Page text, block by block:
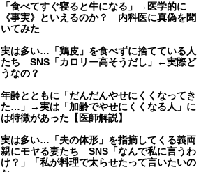
「食べてすぐ寝ると牛になる」→医学的に
《事実》といえるのか？ 内科医に真偽を聞
いてみた
実は多い…「鶏皮」を食べずに捨てている人
たち SNS「カロリー高そうだし」←実際ど
うなの？
年齢とともに「だんだんやせにくくなってき
た…」→実は「加齢でやせにくくなる人」に
は特徴があった【医師解説】
実は多い…「夫の体形」を指摘してくる義両
親にモヤる妻たち SNS「なんで私に言うわ
け？」「私が料理で太らせたって言いたいの